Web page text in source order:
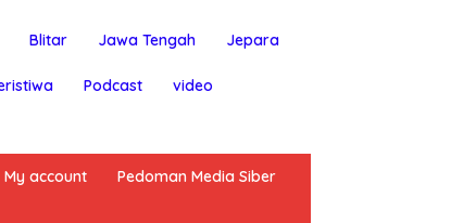
Blitar Jawa Tengah Jepara
Podcast video
My account Pedoman Media Siber